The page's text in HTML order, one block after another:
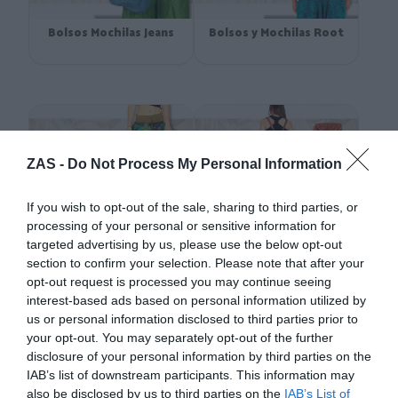
ZAS - Do Not Process My Personal Information
If you wish to opt-out of the sale, sharing to third parties, or
processing of your personal or sensitive information for
targeted advertising by us, please use the below opt-out
section to confirm your selection. Please note that after your
opt-out request is processed you may continue seeing
interest-based ads based on personal information utilized by
us or personal information disclosed to third parties prior to
your opt-out. You may separately opt-out of the further
disclosure of your personal information by third parties on the
IAB’s list of downstream participants. This information may
also be disclosed by us to third parties on the IAB’s List of
encontrarás una gran variedad de opciones de cintas y pinchos para
el pelo artesanales a precios accesibles, ideales para completar tu
Bolsos Mochilas Jeans Bolsos y Mochilas Root
Cáñamo Hemp Bolsos Hippies
Riñoneras y Cartucheras Pañuelos Fulares y